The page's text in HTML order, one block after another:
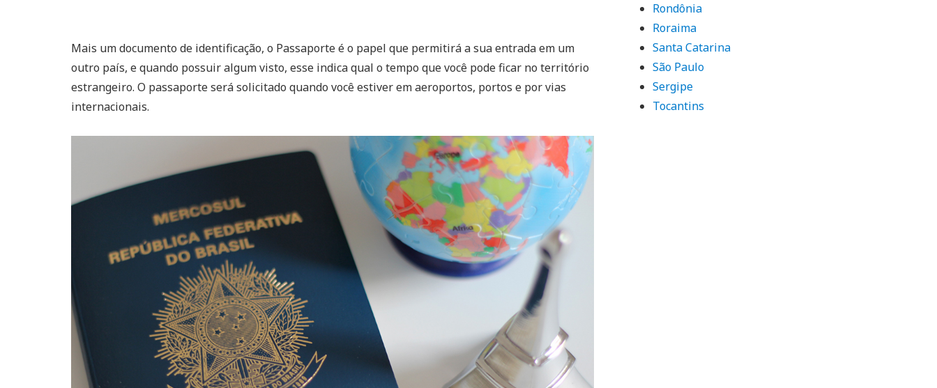
Mais um documento de identificação, o Passaporte é o papel que permitirá a sua entrada em um
outro país, e quando possuir algum visto, esse indica qual o tempo que você pode ficar no território
estrangeiro. O passaporte será solicitado quando você estiver em aeroportos, portos e por vias
internacionais.
Rondônia
Roraima
Santa Catarina
São Paulo
Sergipe
Tocantins